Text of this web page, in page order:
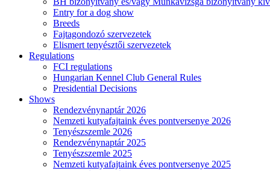
Entry for a dog show
Breeds
Fajtagondozó szervezetek
Elismert tenyésztői szervezetek
Regulations
FCI regulations
Hungarian Kennel Club General Rules
Presidential Decisions
Shows
Rendezvénynaptár 2026
Nemzeti kutyafajtaink éves pontversenye 2026
Tenyészszemle 2026
Rendezvénynaptár 2025
Tenyészszemle 2025
Nemzeti kutyafajtaink éves pontversenye 2025